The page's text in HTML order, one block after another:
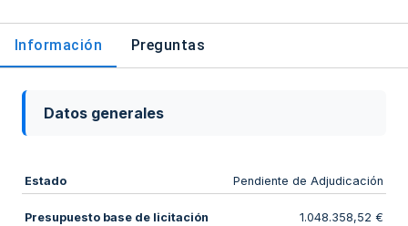
Información Preguntas
Datos generales
Estado Pendiente de Adjudicación
Presupuesto base de licitación 1.048.358,52 €